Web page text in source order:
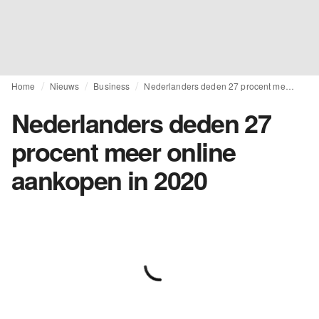
Home Nieuws Business
Nederlanders deden 27
procent meer online
aankopen in 2020